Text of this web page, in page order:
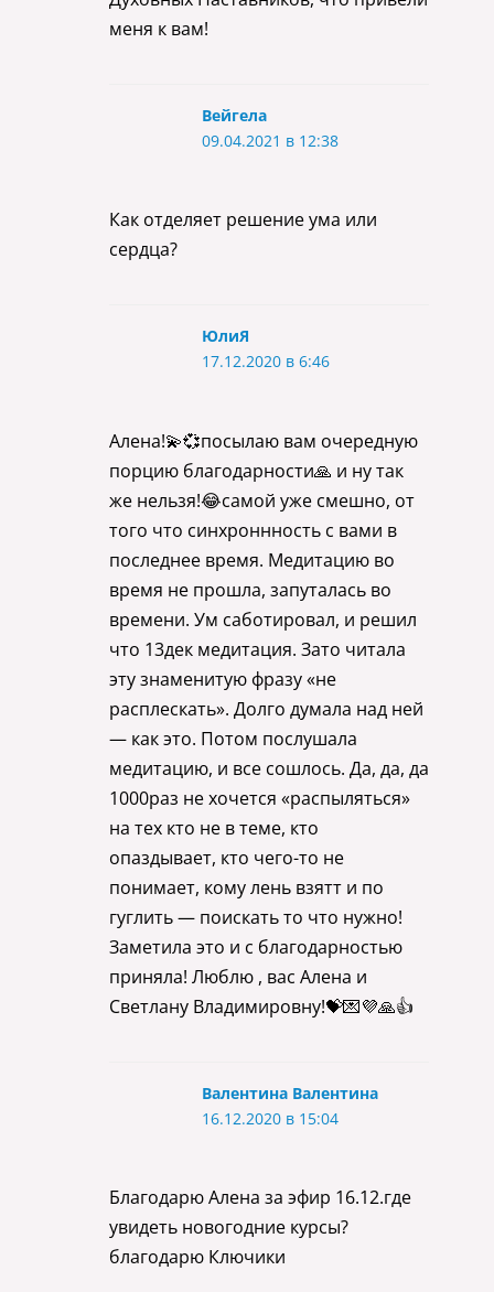
меня к вам!
Вейгела
09.04.2021 в 12:38
Как отделяет решение ума или
сердца?
ЮлиЯ
17.12.2020 в 6:46
Алена!💫💞посылаю вам очередную
порцию благодарности🙏 и ну так
же нельзя!😂самой уже смешно, от
того что синхроннность с вами в
последнее время. Медитацию во
время не прошла, запуталась во
времени. Ум саботировал, и решил
что 13дек медитация. Зато читала
эту знаменитую фразу «не
расплескать». Долго думала над ней
— как это. Потом послушала
медитацию, и все сошлось. Да, да, да
1000раз не хочется «распыляться»
на тех кто не в теме, кто
опаздывает, кто чего-то не
понимает, кому лень взятт и по
гуглить — поискать то что нужно!
Заметила это и с благодарностью
приняла! Люблю , вас Алена и
Светлану Владимировну!💝💌💜🙏👍
Валентина Валентина
16.12.2020 в 15:04
Благодарю Алена за эфир 16.12.где
увидеть новогодние курсы?
благодарю Ключики